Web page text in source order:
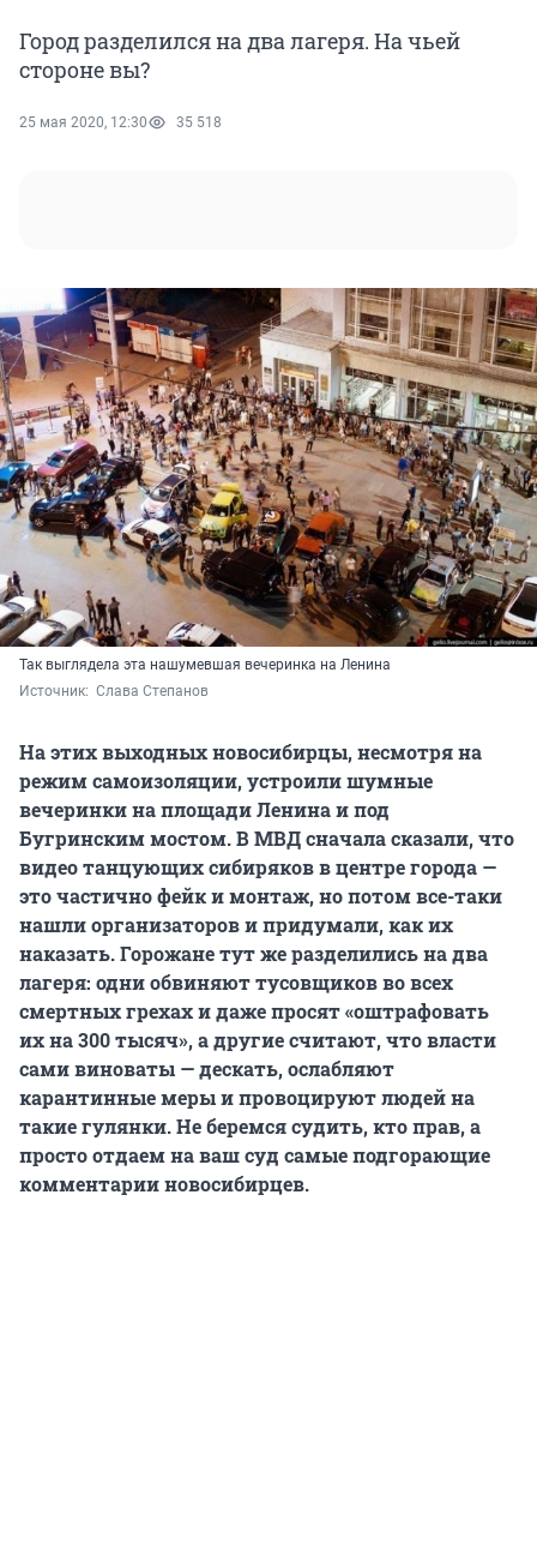
Город разделился на два лагеря. На чьей
стороне вы?
25 мая 2020, 12:30 35 518
Так выглядела эта нашумевшая вечеринка на Ленина
Источник: Слава Степанов
На этих выходных новосибирцы, несмотря на
режим самоизоляции, устроили шумные
вечеринки на площади Ленина и под
Бугринским мостом. В МВД сначала сказали, что
видео танцующих сибиряков в центре города —
это частично фейк и монтаж, но потом все-таки
нашли организаторов и придумали, как их
наказать. Горожане тут же разделились на два
лагеря: одни обвиняют тусовщиков во всех
смертных грехах и даже просят «оштрафовать
их на 300 тысяч», а другие считают, что власти
сами виноваты — дескать, ослабляют
карантинные меры и провоцируют людей на
такие гулянки. Не беремся судить, кто прав, а
просто отдаем на ваш суд самые подгорающие
комментарии новосибирцев.